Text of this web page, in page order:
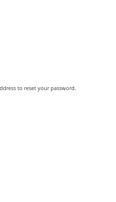
to reset your password.